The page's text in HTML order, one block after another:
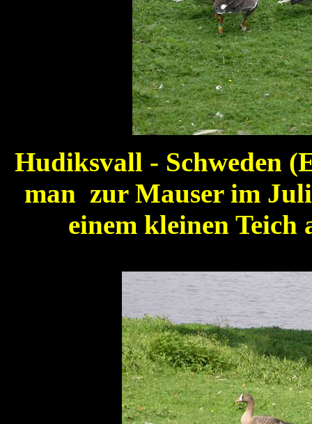
Hudiksvall - Schweden
man zur Mauser im
einem kleinen Teich